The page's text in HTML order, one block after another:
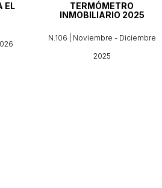
EL
TERMÓMETRO
INMOBILIARIO 2025
N.106 | Noviembre - Diciembre
2025